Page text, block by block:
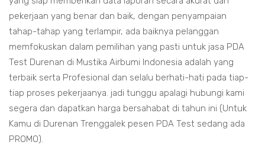
pekerjaan yang benar dan baik, dengan penyampaian
tahap-tahap yang terlampir, ada baiknya pelanggan
memfokuskan dalam pemilihan yang pasti untuk jasa PDA
Test Durenan di Mustika Airbumi Indonesia adalah yang
terbaik serta Profesional dan selalu berhati-hati pada tiap-
tiap proses pekerjaanya. jadi tunggu apalagi hubungi kami
segera dan dapatkan harga bersahabat di tahun ini (Untuk
Kamu di Durenan Trenggalek pesen PDA Test sedang ada
PROMO).